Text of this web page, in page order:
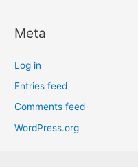
Meta
Log in
Entries feed
Comments feed
WordPress.org